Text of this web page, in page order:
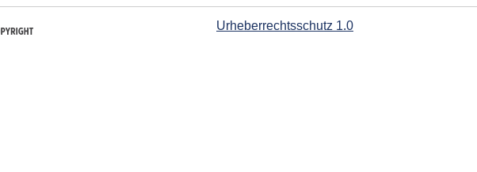
Urheberrechtsschutz 1.0